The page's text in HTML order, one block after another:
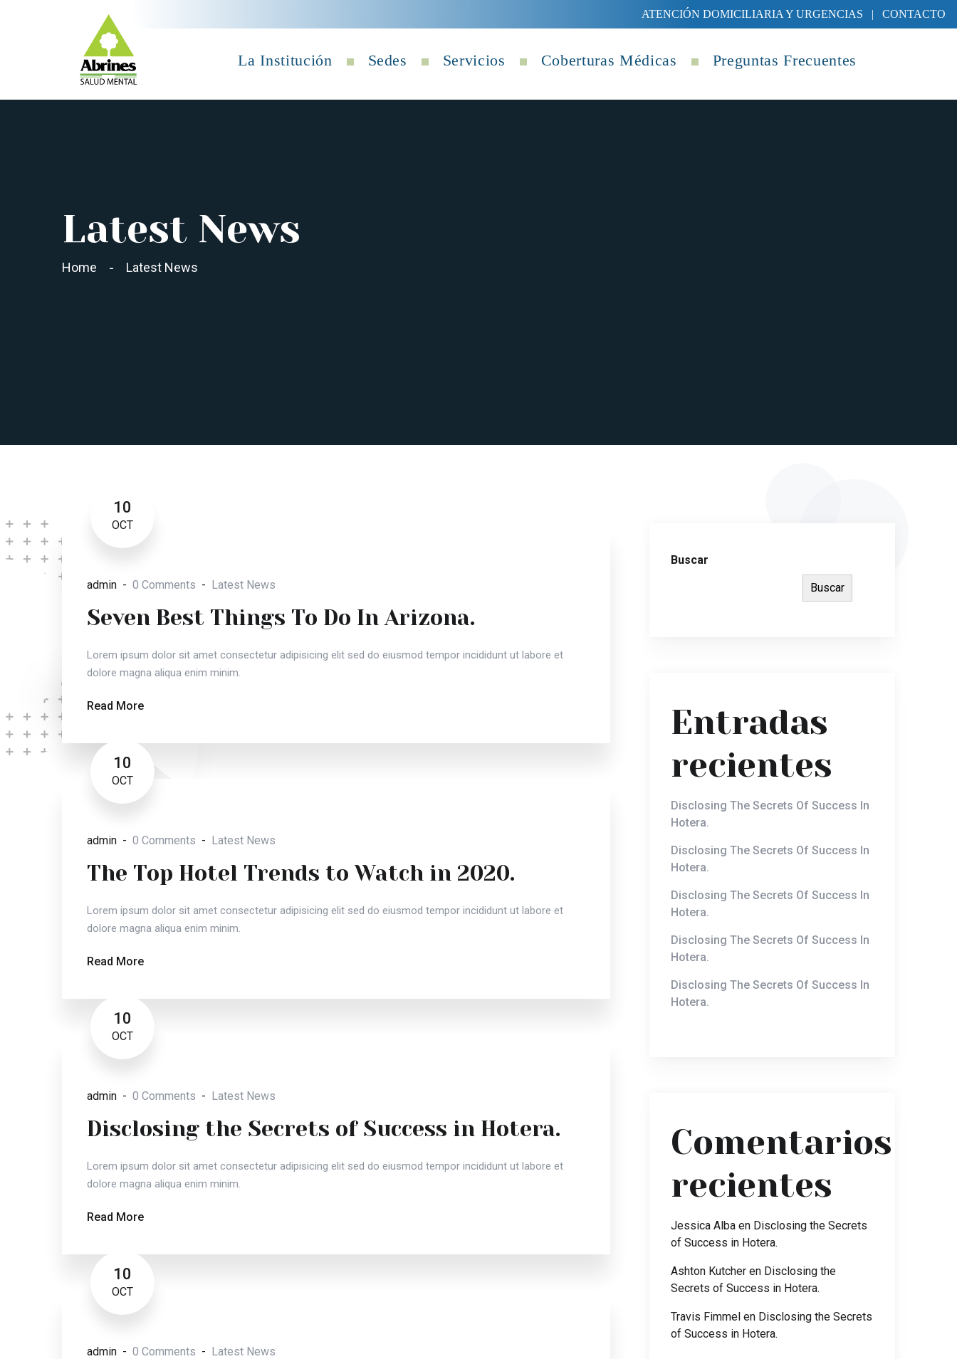
ATENCIÓN DOMICILIARIA Y URGENCIAS | CONTACTO
La Institución Sedes Servicios Coberturas Médicas Preguntas Frecuentes
Latest News
Home Latest News
10
OCT
admin 0 Comments Latest News
Seven Best Things To Do In Arizona.
Lorem ipsum dolor sit amet consectetur adipisicing elit sed do eiusmod tempor incididunt ut labore et
dolore magna aliqua enim minim.
Read More
10
OCT
admin 0 Comments Latest News
The Top Hotel Trends to Watch in 2020.
Lorem ipsum dolor sit amet consectetur adipisicing elit sed do eiusmod tempor incididunt ut labore et
dolore magna aliqua enim minim.
Read More
10
OCT
admin 0 Comments Latest News
Disclosing the Secrets of Success in Hotera.
Lorem ipsum dolor sit amet consectetur adipisicing elit sed do eiusmod tempor incididunt ut labore et
dolore magna aliqua enim minim.
Read More
10
OCT
admin 0 Comments Latest News
Buscar
Buscar
Entradas
recientes
Disclosing The Secrets Of Success In
Hotera.
Disclosing The Secrets Of Success In
Hotera.
Disclosing The Secrets Of Success In
Hotera.
Disclosing The Secrets Of Success In
Hotera.
Disclosing The Secrets Of Success In
Hotera.
Comentarios
recientes
Jessica Alba en Disclosing the Secrets
of Success in Hotera.
Ashton Kutcher en Disclosing the
Secrets of Success in Hotera.
Travis Fimmel en Disclosing the Secrets
of Success in Hotera.